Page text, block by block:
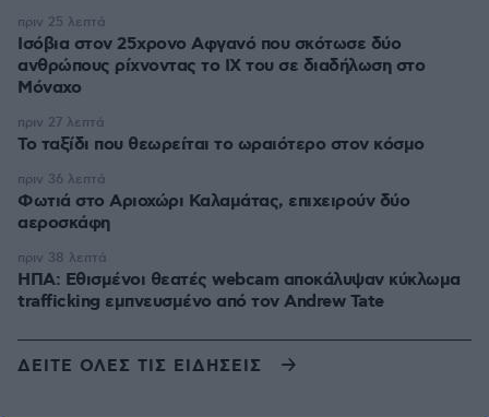
Ισόβια στον 25χρονο Αφγανό που σκότωσε δύο
ανθρώπους ρίχνοντας το ΙΧ του σε διαδήλωση στο
Μόναχο
πριν 25 λεπτά
Το ταξίδι που θεωρείται το ωραιότερο στον κόσμο
πριν 27 λεπτά
Φωτιά στο Αριοχώρι Καλαμάτας, επιχειρούν δύο
αεροσκάφη
πριν 36 λεπτά
ΗΠΑ: Εθισμένοι θεατές webcam αποκάλυψαν κύκλωμα
trafficking εμπνευσμένο από τον Andrew Tate
πριν 38 λεπτά
ΔΕΙΤΕ ΟΛΕΣ ΤΙΣ ΕΙΔΗΣΕΙΣ